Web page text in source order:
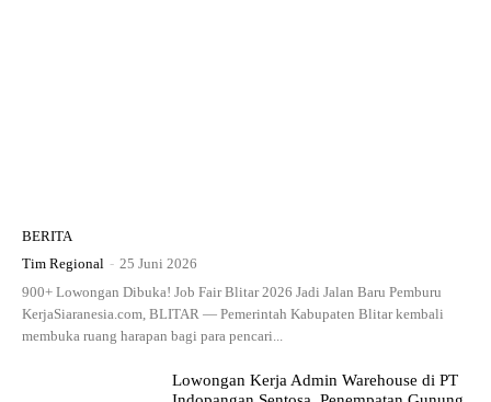
BERITA
Tim Regional - 25 Juni 2026
900+ Lowongan Dibuka! Job Fair Blitar 2026 Jadi Jalan Baru Pemburu
KerjaSiaranesia.com, BLITAR — Pemerintah Kabupaten Blitar kembali
membuka ruang harapan bagi para pencari...
Lowongan Kerja Admin Warehouse di PT